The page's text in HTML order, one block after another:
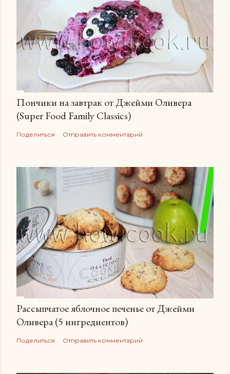
Пончики на завтрак от Джейми Оливера
(Super Food Family Сlassics)
Поделиться Отправить комментарий
Рассыпчатое яблочное печенье от Джейми
Оливера (5 ингредиентов)
Поделиться Отправить комментарий